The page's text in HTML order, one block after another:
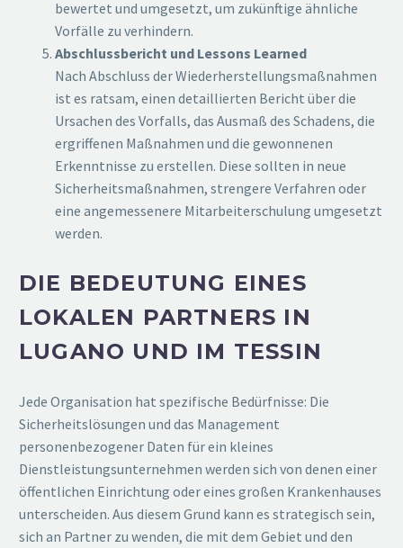
bewertet und umgesetzt, um zukünftige ähnliche
Vorfälle zu verhindern.
Abschlussbericht und Lessons Learned
Nach Abschluss der Wiederherstellungsmaßnahmen
ist es ratsam, einen detaillierten Bericht über die
Ursachen des Vorfalls, das Ausmaß des Schadens, die
ergriffenen Maßnahmen und die gewonnenen
Erkenntnisse zu erstellen. Diese sollten in neue
Sicherheitsmaßnahmen, strengere Verfahren oder
eine angemessenere Mitarbeiterschulung umgesetzt
werden.
DIE BEDEUTUNG EINES
LOKALEN PARTNERS IN
LUGANO UND IM TESSIN
Jede Organisation hat spezifische Bedürfnisse: Die
Sicherheitslösungen und das Management
personenbezogener Daten für ein kleines
Dienstleistungsunternehmen werden sich von denen einer
öffentlichen Einrichtung oder eines großen Krankenhauses
unterscheiden. Aus diesem Grund kann es strategisch sein,
sich an Partner zu wenden, die mit dem Gebiet und den